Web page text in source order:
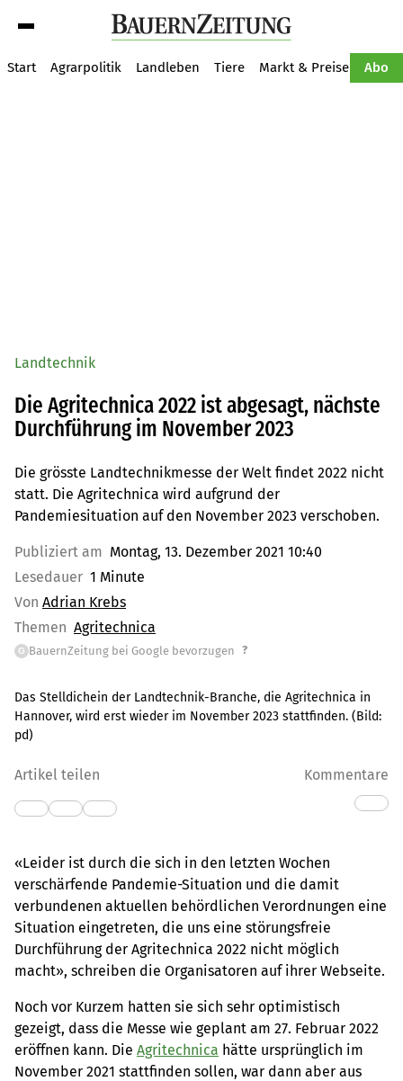
Start Agrarpolitik Landleben Tiere Markt & Preise Abo
Landtechnik
Die Agritechnica 2022 ist abgesagt, nächste
Durchführung im November 2023
Die grösste Landtechnikmesse der Welt findet 2022 nicht
statt. Die Agritechnica wird aufgrund der
Pandemiesituation auf den November 2023 verschoben.
Publiziert am Montag, 13. Dezember 2021 10:40
Lesedauer 1 Minute
Von Adrian Krebs
Themen Agritechnica
G BauernZeitung bei Google bevorzugen ?
Das Stelldichein der Landtechnik-Branche, die Agritechnica in
Hannover, wird erst wieder im November 2023 stattfinden. (Bild:
pd)
Artikel teilen Kommentare
«Leider ist durch die sich in den letzten Wochen
verschärfende Pandemie-Situation und die damit
verbundenen aktuellen behördlichen Verordnungen eine
Situation eingetreten, die uns eine störungsfreie
Durchführung der Agritechnica 2022 nicht möglich
macht», schreiben die Organisatoren auf ihrer Webseite.
Noch vor Kurzem hatten sie sich sehr optimistisch
gezeigt, dass die Messe wie geplant am 27. Februar 2022
eröffnen kann. Die Agritechnica hätte ursprünglich im
November 2021 stattfinden sollen, war dann aber aus